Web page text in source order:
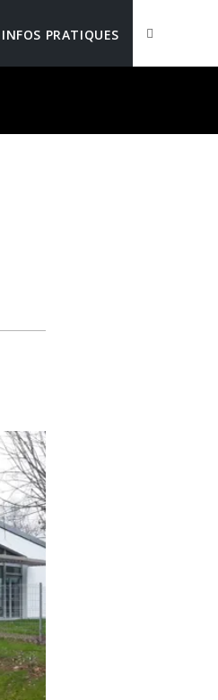
PRATIQUES